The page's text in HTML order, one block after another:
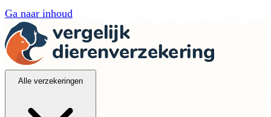
Ga naar inhoud
Alle verzekeringen